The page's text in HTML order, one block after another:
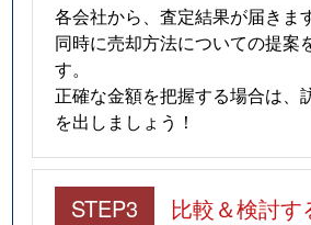
各会社から、査定結果が届きます
同時に売却方法についての提案
す。
正確な金額を把握する場合は、
を出しましょう！
STEP3 比較＆検討す